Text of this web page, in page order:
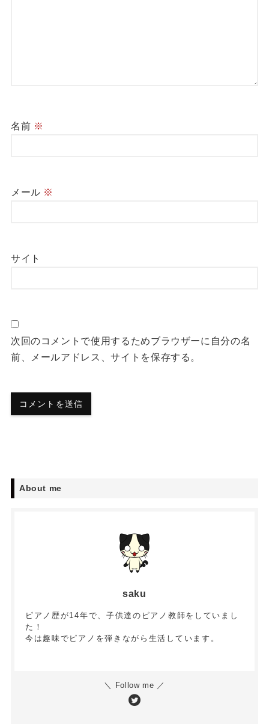
名前 ※
メール ※
サイト
次回のコメントで使用するためブラウザーに自分の名
前、メールアドレス、サイトを保存する。
About me
saku
ピアノ歴が14年で、子供達のピアノ教師をしていまし
た！
今は趣味でピアノを弾きながら生活しています。
＼ Follow me ／